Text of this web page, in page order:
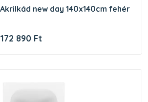
akrilkád new day 140x140cm fehér
172 890 Ft